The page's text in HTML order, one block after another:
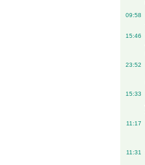
09:58
15:46
23:52
15:33
11:17
11:31